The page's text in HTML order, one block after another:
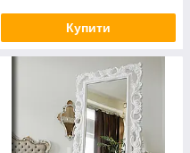
Купити